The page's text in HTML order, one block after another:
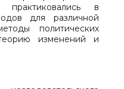
практиковались в
для различной
политических
изменений и